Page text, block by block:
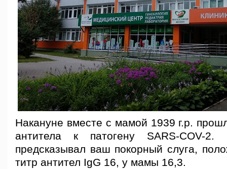
Накануне вместе с мамой 1939 г.р.
антитела к патогену SARS-COV-2.
предсказывал ваш покорный слуга,
титр антител IgG 16, у мамы 16,3.